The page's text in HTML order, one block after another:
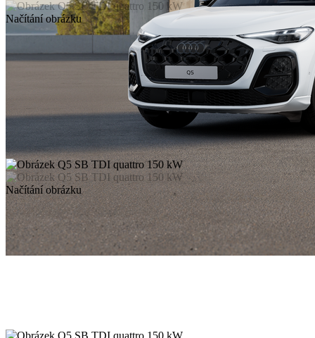
Načítání obrázku
Načítání obrázku